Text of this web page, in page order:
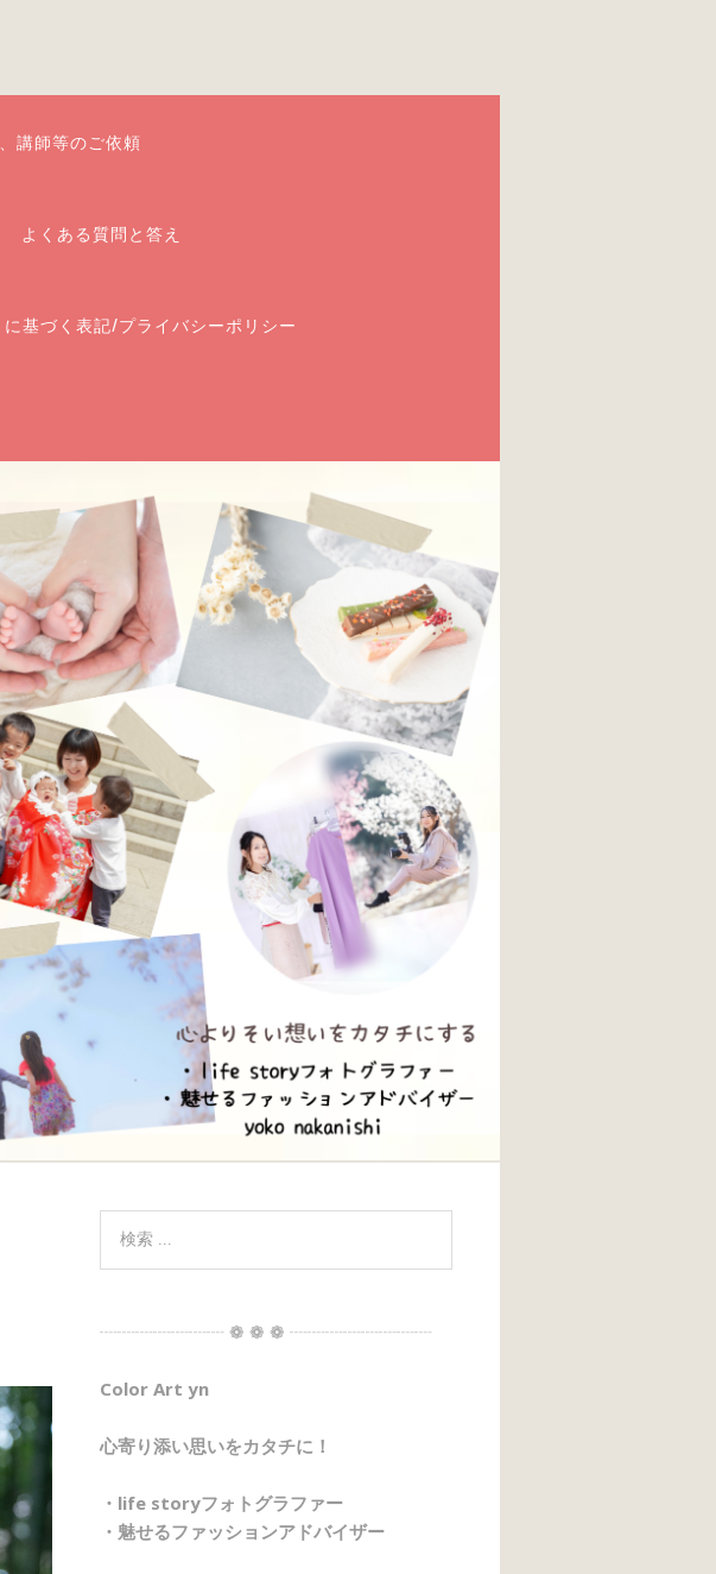
講師等のご依頼
よくある質問と答え
基づく表記/プライバシーポリシー
┈┈┈┈┈┈┈ ❁ ❁ ❁ ┈┈┈┈┈┈┈┈
Color Art yn
心寄り添い思いをカタチに！
・life storyフォトグラファー
・魅せるファッションアドバイザー